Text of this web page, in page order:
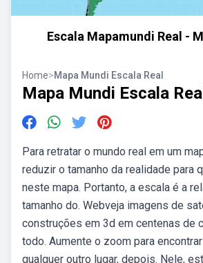
Escala Mapamundi Real -
Home>Mapa Mundi Escala Real
Mapa Mundi Escala Real
Para retratar o mundo real em um
reduzir o tamanho da realidade para
neste mapa. Portanto, a escala é a
tamanho do. Webveja imagens de
construções em 3d em centenas de
todo. Aumente o zoom para
qualquer outro lugar, depois. Nele,